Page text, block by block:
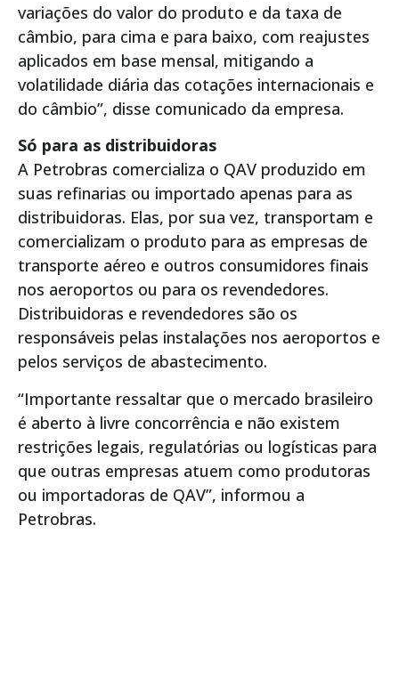
variações do valor do produto e da taxa de
câmbio, para cima e para baixo, com reajustes
aplicados em base mensal, mitigando a
volatilidade diária das cotações internacionais e
do câmbio”, disse comunicado da empresa.
Só para as distribuidoras
A Petrobras comercializa o QAV produzido em
suas refinarias ou importado apenas para as
distribuidoras. Elas, por sua vez, transportam e
comercializam o produto para as empresas de
transporte aéreo e outros consumidores finais
nos aeroportos ou para os revendedores.
Distribuidoras e revendedores são os
responsáveis pelas instalações nos aeroportos e
pelos serviços de abastecimento.
“Importante ressaltar que o mercado brasileiro
é aberto à livre concorrência e não existem
restrições legais, regulatórias ou logísticas para
que outras empresas atuem como produtoras
ou importadoras de QAV”, informou a
Petrobras.